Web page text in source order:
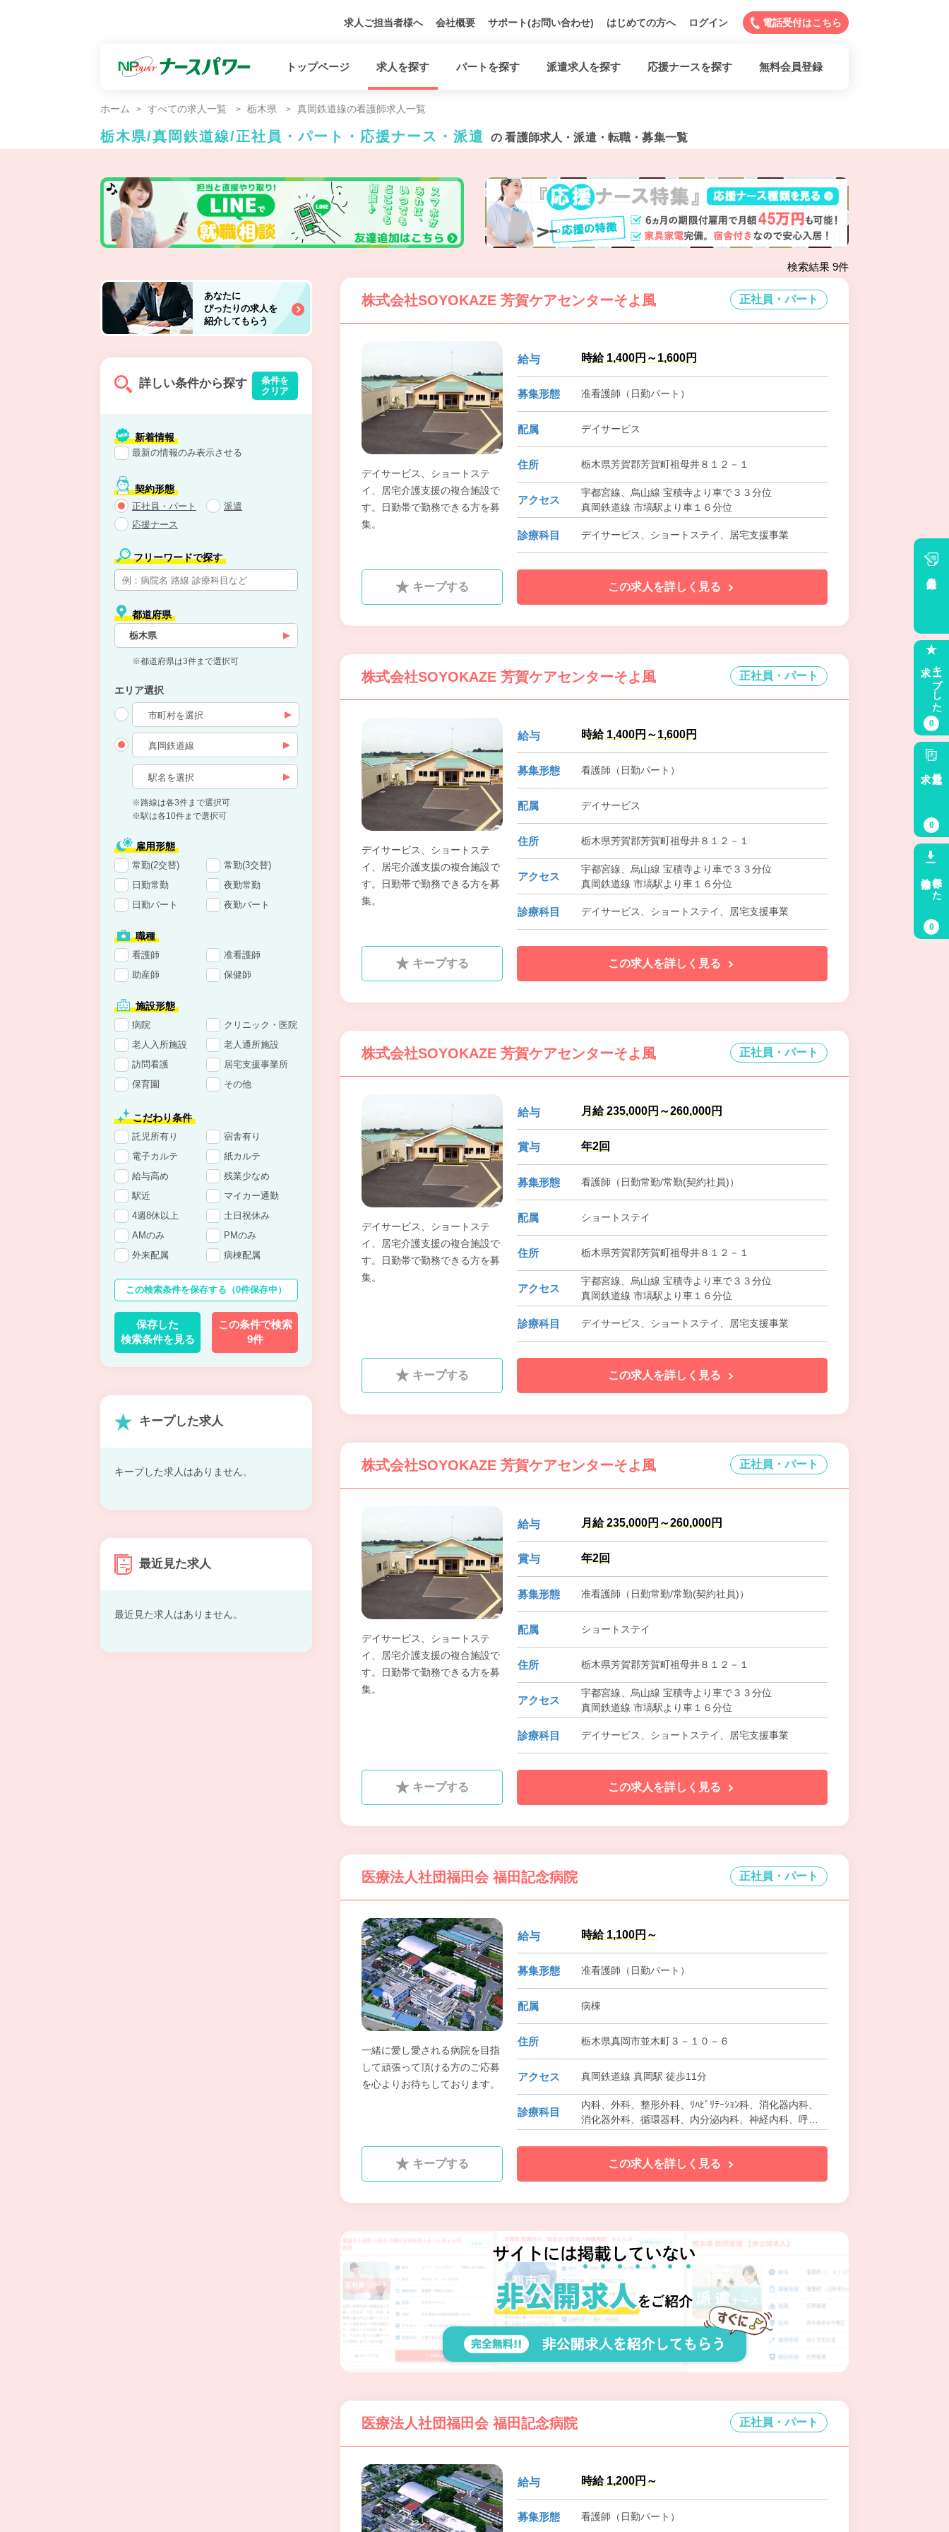
求人ご担当者様へ 会社概要 サポート(お問い合わせ) はじめての方へ ログイン 電話受付はこちら
トップページ 求人を探す パートを探す 派遣求人を探す 応援ナースを探す 無料会員登録
ホーム すべての求人一覧 栃木県 真岡鉄道線の看護師求人一覧
栃木県/真岡鉄道線/正社員・パート・応援ナース・派遣 の 看護師求人・派遣・転職・募集一覧
検索結果 9件
株式会社SOYOKAZE 芳賀ケアセンターそよ風 正社員・パート
デイサービス、ショートステ
イ、居宅介護支援の複合施設で
す。日勤帯で勤務できる方を募
集。
給与 時給 1,400円～1,600円
募集形態 准看護師（日勤パート）
配属 デイサービス
住所 栃木県芳賀郡芳賀町祖母井８１２－１
アクセス
宇都宮線、烏山線 宝積寺より車で３３分位
真岡鉄道線 市塙駅より車１６分位
診療科目 デイサービス、ショートステイ、居宅支援事業
キープする この求人を詳しく見る
株式会社SOYOKAZE 芳賀ケアセンターそよ風 正社員・パート
デイサービス、ショートステ
イ、居宅介護支援の複合施設で
す。日勤帯で勤務できる方を募
集。
給与 時給 1,400円～1,600円
募集形態 看護師（日勤パート）
配属 デイサービス
住所 栃木県芳賀郡芳賀町祖母井８１２－１
アクセス
宇都宮線、烏山線 宝積寺より車で３３分位
真岡鉄道線 市塙駅より車１６分位
診療科目 デイサービス、ショートステイ、居宅支援事業
キープする この求人を詳しく見る
株式会社SOYOKAZE 芳賀ケアセンターそよ風 正社員・パート
デイサービス、ショートステ
イ、居宅介護支援の複合施設で
す。日勤帯で勤務できる方を募
集。
給与 月給 235,000円～260,000円
賞与 年2回
募集形態 看護師（日勤常勤/常勤(契約社員)）
配属 ショートステイ
住所 栃木県芳賀郡芳賀町祖母井８１２－１
アクセス
宇都宮線、烏山線 宝積寺より車で３３分位
真岡鉄道線 市塙駅より車１６分位
診療科目 デイサービス、ショートステイ、居宅支援事業
キープする この求人を詳しく見る
株式会社SOYOKAZE 芳賀ケアセンターそよ風 正社員・パート
デイサービス、ショートステ
イ、居宅介護支援の複合施設で
す。日勤帯で勤務できる方を募
集。
給与 月給 235,000円～260,000円
賞与 年2回
募集形態 准看護師（日勤常勤/常勤(契約社員)）
配属 ショートステイ
住所 栃木県芳賀郡芳賀町祖母井８１２－１
アクセス
宇都宮線、烏山線 宝積寺より車で３３分位
真岡鉄道線 市塙駅より車１６分位
診療科目 デイサービス、ショートステイ、居宅支援事業
キープする この求人を詳しく見る
医療法人社団福田会 福田記念病院 正社員・パート
一緒に愛し愛される病院を目指
して頑張って頂ける方のご応募
を心よりお待ちしております。
給与 時給 1,100円～
募集形態 准看護師（日勤パート）
配属 病棟
住所 栃木県真岡市並木町３－１０－６
アクセス 真岡鉄道線 真岡駅 徒歩11分
診療科目
内科、外科、整形外科、ﾘﾊﾋﾞﾘﾃｰｼｮﾝ科、消化器内科、
消化器外科、循環器科、内分泌内科、神経内科、呼吸
器科、泌尿器科、放射線科、腎臓内科、麻酔科、人工
透析内科
キープする この求人を詳しく見る
医療法人社団福田会 福田記念病院 正社員・パート
給与 時給 1,200円～
募集形態 看護師（日勤パート）
あなたに
ぴったりの求人を
紹介してもらう
詳しい条件から探す
条件を
クリア
新着情報
最新の情報のみ表示させる
契約形態
正社員・パート
派遣
応援ナース
フリーワードで探す
都道府県
栃木県
※都道府県は3件まで選択可
エリア選択
※路線は各3件まで選択可
※駅は各10件まで選択可
雇用形態
常勤(2交替)
常勤(3交替)
日勤常勤
夜勤常勤
日勤パート
夜勤パート
職種
看護師
准看護師
助産師
保健師
施設形態
病院
クリニック・医院
老人入所施設
老人通所施設
訪問看護
居宅支援事業所
保育園
その他
こだわり条件
託児所有り
宿舎有り
電子カルテ
紙カルテ
給与高め
残業少なめ
駅近
マイカー通勤
4週8休以上
土日祝休み
AMのみ
PMのみ
外来配属
病棟配属
この検索条件を保存する （0件保存中）
保存した
検索条件を見る
この条件で検索
9件
キープした求人
キープした求人はありません。
最近見た求人
最近見た求人はありません。
キープした
0
最近見た
0
保存した
0